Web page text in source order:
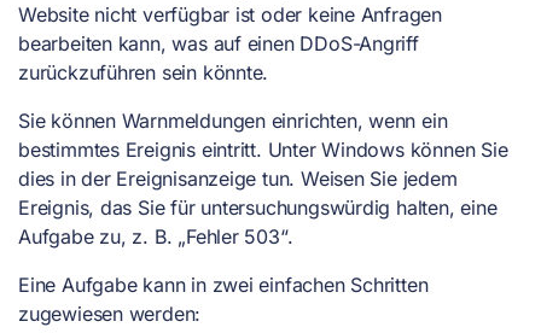
Website nicht verfügbar ist oder keine Anfragen
bearbeiten kann, was auf einen DDoS-Angriff
zurückzuführen sein könnte.
Sie können Warnmeldungen einrichten, wenn ein
bestimmtes Ereignis eintritt. Unter Windows können Sie
dies in der Ereignisanzeige tun. Weisen Sie jedem
Ereignis, das Sie für untersuchungswürdig halten, eine
Aufgabe zu, z. B. „Fehler 503“.
Eine Aufgabe kann in zwei einfachen Schritten
zugewiesen werden: